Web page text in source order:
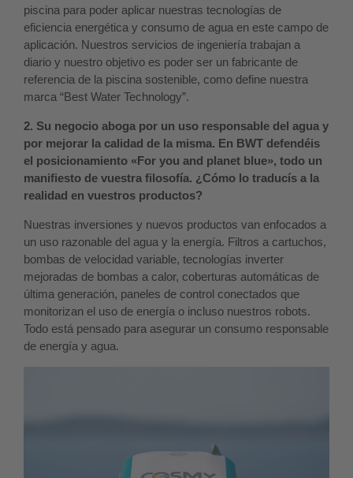
piscina para poder aplicar nuestras tecnologías de
eficiencia energética y consumo de agua en este campo de
aplicación. Nuestros servicios de ingeniería trabajan a
diario y nuestro objetivo es poder ser un fabricante de
referencia de la piscina sostenible, como define nuestra
marca “Best Water Technology”.
2. Su negocio aboga por un uso responsable del agua y
por mejorar la calidad de la misma. En BWT defendéis
el posicionamiento «For you and planet blue», todo un
manifiesto de vuestra filosofía. ¿Cómo lo traducís a la
realidad en vuestros productos?
Nuestras inversiones y nuevos productos van enfocados a
un uso razonable del agua y la energía. Filtros a cartuchos,
bombas de velocidad variable, tecnologías inverter
mejoradas de bombas a calor, coberturas automáticas de
última generación, paneles de control conectados que
monitorizan el uso de energía o incluso nuestros robots.
Todo está pensado para asegurar un consumo responsable
de energía y agua.